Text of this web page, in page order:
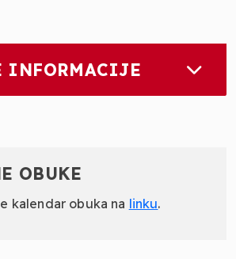
INFORMACIJE
OBUKE
kalendar obuka na linku.